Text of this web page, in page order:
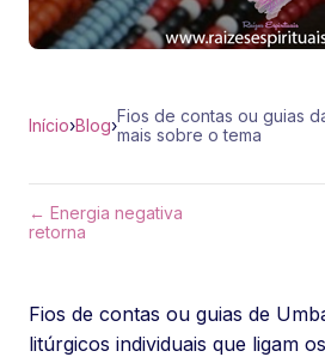
Início›Blog›Fios de contas ou guias
mais sobre o tema
← Energia negativa
retorna
Fios de contas ou guias de
litúrgicos individuais que ligam